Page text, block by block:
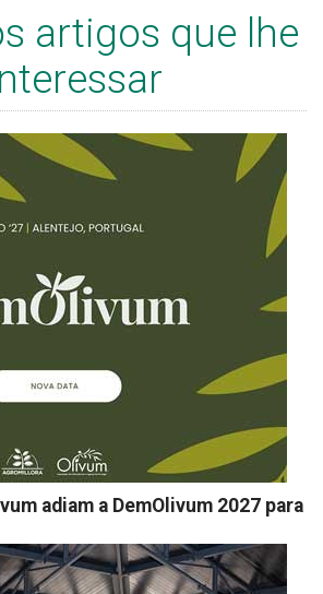
artigos que lhe
adiam a DemOlivum 2027 para